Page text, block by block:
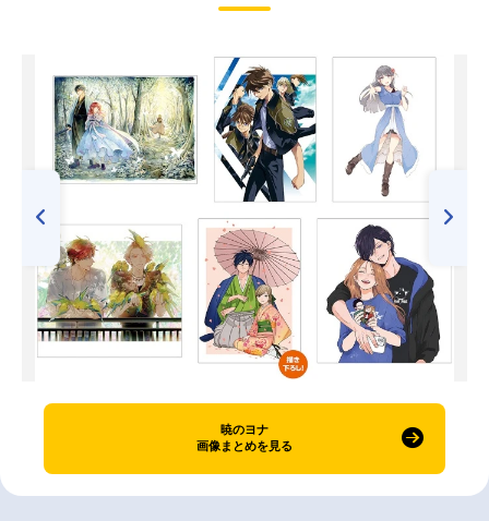
暁のヨナ
画像まとめを見る